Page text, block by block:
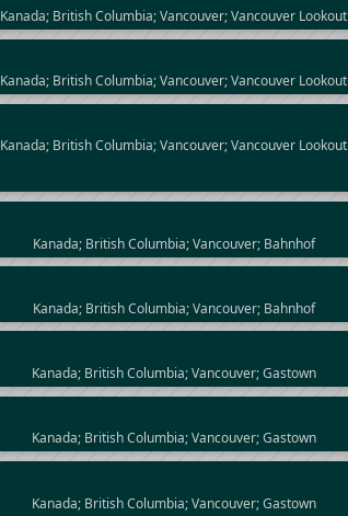
Kanada; British Columbia; Vancouver; Vancouver Lookout
Kanada; British Columbia; Vancouver; Vancouver Lookout
Kanada; British Columbia; Vancouver; Vancouver Lookout
Kanada; British Columbia; Vancouver; Bahnhof
Kanada; British Columbia; Vancouver; Bahnhof
Kanada; British Columbia; Vancouver; Gastown
Kanada; British Columbia; Vancouver; Gastown
Kanada; British Columbia; Vancouver; Gastown